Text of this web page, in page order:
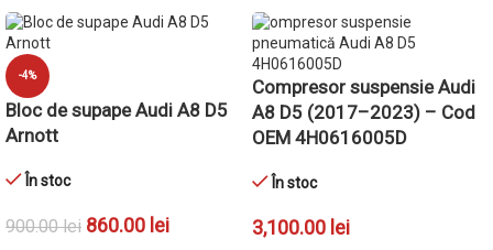
-4%
Bloc de supape Audi A8 D5
Arnott
În stoc
900.00lei 860.00 lei
Compresor suspensie Audi
A8 D5 (2017–2023) – Cod
OEM 4H0616005D
În stoc
3,100.00 lei